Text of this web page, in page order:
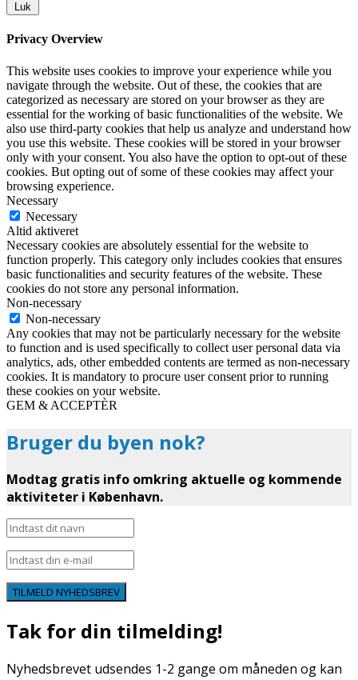
Luk
Privacy Overview
This website uses cookies to improve your experience while you
navigate through the website. Out of these, the cookies that are
categorized as necessary are stored on your browser as they are
essential for the working of basic functionalities of the website. We
also use third-party cookies that help us analyze and understand how
you use this website. These cookies will be stored in your browser
only with your consent. You also have the option to opt-out of these
cookies. But opting out of some of these cookies may affect your
browsing experience.
Necessary
Necessary
Altid aktiveret
Necessary cookies are absolutely essential for the website to
function properly. This category only includes cookies that ensures
basic functionalities and security features of the website. These
cookies do not store any personal information.
Non-necessary
Non-necessary
Any cookies that may not be particularly necessary for the website
to function and is used specifically to collect user personal data via
analytics, ads, other embedded contents are termed as non-necessary
cookies. It is mandatory to procure user consent prior to running
these cookies on your website.
GEM & ACCEPTÈR
Bruger du byen nok?
Modtag gratis info omkring aktuelle og kommende
aktiviteter i København.
TILMELD NYHEDSBREV
Tak for din tilmelding!
Nyhedsbrevet udsendes 1-2 gange om måneden og kan